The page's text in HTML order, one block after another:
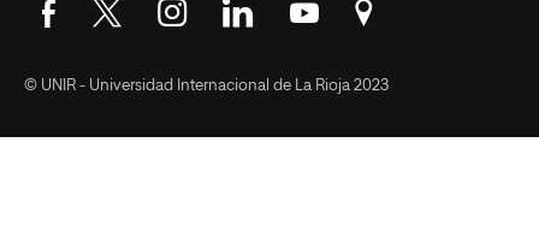
Síguenos en Facebook
Síguenos en Twitter
Síguenos en Instagram
Síguenos en LinkedIn
Síguenos en YouTube
Encuéntranos en
© UNIR - Universidad Internacional de La Rioja 2023